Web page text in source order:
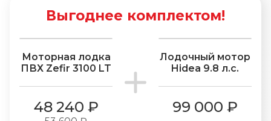
Выгоднее комплектом!
Моторная лодка
ПВХ Zefir 3100 LT
48 240 ₽
Лодочный мотор
Hidea 9.8 л.с.
99 000 ₽